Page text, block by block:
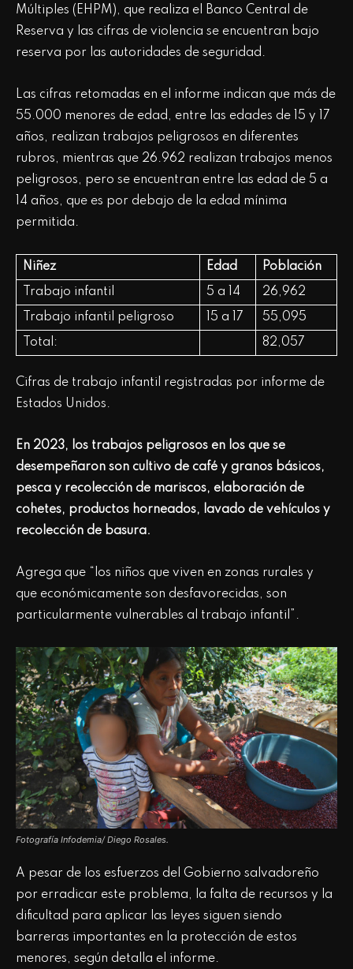
Múltiples (EHPM), que realiza el Banco Central de
Reserva y las cifras de violencia se encuentran bajo
reserva por las autoridades de seguridad.
Las cifras retomadas en el informe indican que más de
55.000 menores de edad, entre las edades de 15 y 17
años, realizan trabajos peligrosos en diferentes
rubros, mientras que 26.962 realizan trabajos menos
peligrosos, pero se encuentran entre las edad de 5 a
14 años, que es por debajo de la edad mínima
permitida.
Niñez Edad
Población
Trabajo infantil
5 a 14
26,962
Trabajo infantil peligroso
15 a 17
55,095
Total:
82,057
Cifras de trabajo infantil registradas por informe de
Estados Unidos.
En 2023, los trabajos peligrosos en los que se
desempeñaron son cultivo de café y granos básicos,
pesca y recolección de mariscos, elaboración de
cohetes, productos horneados, lavado de vehículos y
recolección de basura.
Agrega que “los niños que viven en zonas rurales y
que económicamente son desfavorecidas, son
particularmente vulnerables al trabajo infantil”.
Fotografía Infodemia/ Diego Rosales.
A pesar de los esfuerzos del Gobierno salvadoreño
por erradicar este problema, la falta de recursos y la
dificultad para aplicar las leyes siguen siendo
barreras importantes en la protección de estos
menores, según detalla el informe.